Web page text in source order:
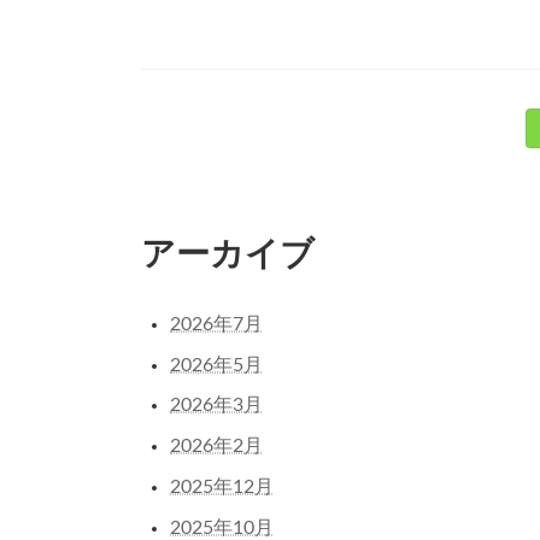
ペ
ー
ジ
送
り
アーカイブ
2026年7月
2026年5月
2026年3月
2026年2月
2025年12月
2025年10月